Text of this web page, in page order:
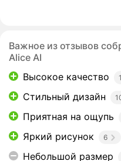
Важное из отзывов
Alice AI
Высокое качество
Стильный дизайн
Приятная на ощупь
Яркий рисунок 6
Небольшой размер